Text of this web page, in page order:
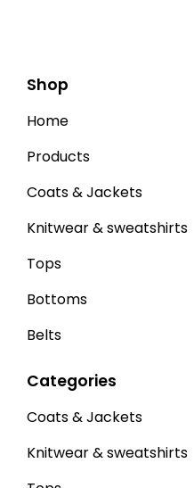
Shop
Home
Products
Coats & Jackets
Knitwear & sweatshirts
Tops
Bottoms
Belts
Categories
Coats & Jackets
Knitwear & sweatshirts